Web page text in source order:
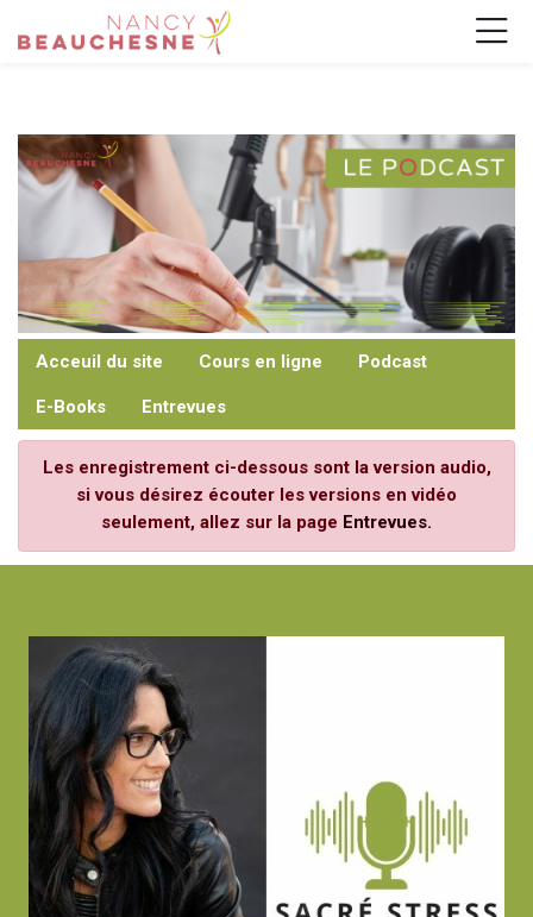
Skip to navigation
Skip to login form
Passer au contenu principal
Accueil
Pages du site
Les_Podcast
Acceuil du site Cours en ligne Podcast
E-Books Entrevues
Les enregistrement ci-dessous sont la version audio,
si vous désirez écouter les versions en vidéo
seulement, allez sur la page Entrevues.